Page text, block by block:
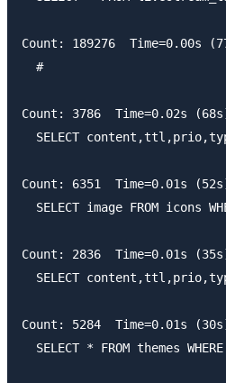
Count: 189276  Time=0.00s
  #
Count: 3786  Time=0.02s
SELECT
Count: 6351  Time=0.01s
SELECT image FROM icons
Count: 2836  Time=0.01s
SELECT
Count: 5284  Time=0.01s
SELECT * FROM themes